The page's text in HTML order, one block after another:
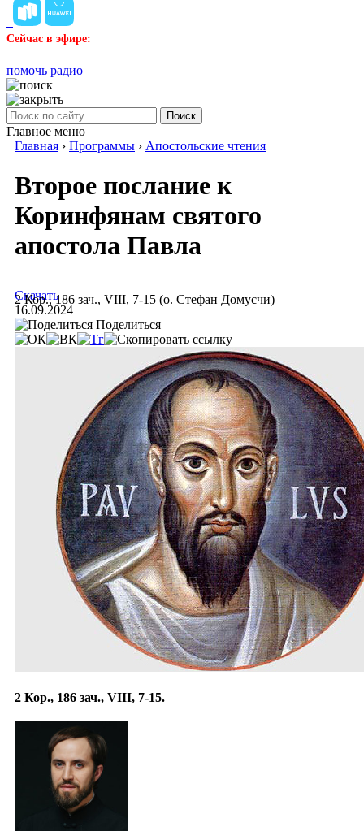
Сейчас в эфире:
помочь радио
Поиск
Главное меню
Главная › Программы › Апостольские чтения
Второе послание к
Коринфянам святого
апостола Павла
2 Кор., 186 зач., VIII, 7-15 (о. Стефан Домусчи)
Скачать
16.09.2024
Поделиться
2 Кор., 186 зач., VIII, 7-15.